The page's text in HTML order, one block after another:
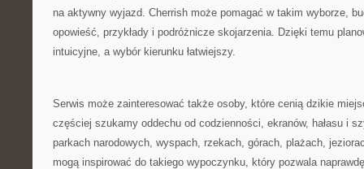
na aktywny wyjazd. Cherrish może pomagać w takim wyborze,
opowieść, przykłady i podróżnicze skojarzenia. Dzięki temu
intuicyjne, a wybór kierunku łatwiejszy.
Serwis może zainteresować także osoby, które cenią dzikie
częściej szukamy oddechu od codzienności, ekranów, hałasu i
parkach narodowych, wyspach, rzekach, górach, plażach,
mogą inspirować do takiego wypoczynku, który pozwala